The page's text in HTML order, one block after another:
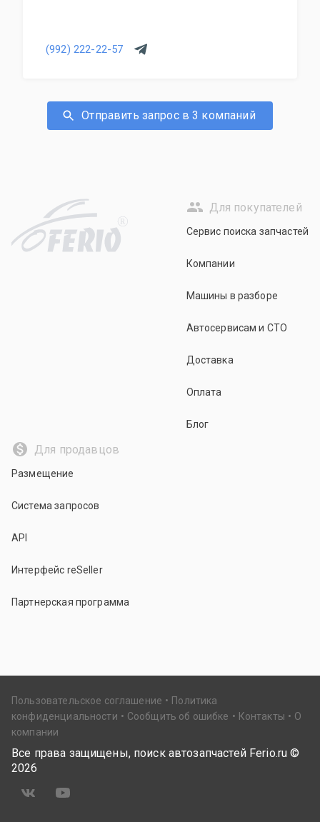
(992) 222-22-57
Отправить запрос в 3 компаний
R
Для покупателей
Сервис поиска запчастей
Компании
Машины в разборе
Автосервисам и СТО
Доставка
Оплата
Блог
Для продавцов
Размещение
Система запросов
API
Интерфейс reSeller
Партнерская программа
Пользовательское соглашение
Политика
конфиденциальности
Сообщить об ошибке Контакты
О
компании
Все права защищены, поиск автозапчастей Ferio.ru ©
2026